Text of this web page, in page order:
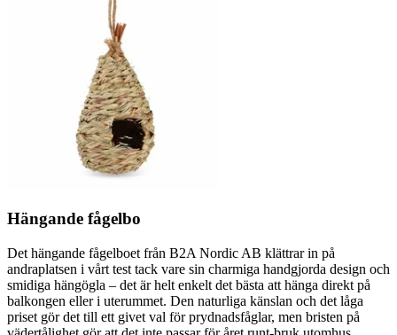
Hängande fågelbo
Det hängande fågelboet från B2A Nordic AB klättrar in på
andraplatsen i vårt test tack vare sin charmiga handgjorda design och
smidiga hängögla – det är helt enkelt det bästa att hänga direkt på
balkongen eller i uterummet. Den naturliga känslan och det låga
priset gör det till ett givet val för prydnadsfåglar, men bristen på